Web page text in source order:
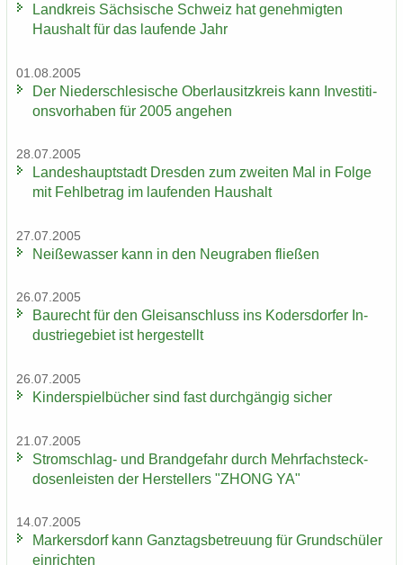
Land­kreis Säch­si­sche Schweiz hat ge­neh­mig­ten
Haus­halt für das lau­fen­de Jahr
01.08.2005
Der Nie­der­schle­si­sche Ober­lau­sitz­kreis kann In­ves­ti­ti­
ons­vor­ha­ben für 2005 an­ge­hen
28.07.2005
Lan­des­haupt­stadt Dres­den zum zwei­ten Mal in Folge
mit Fehl­be­trag im lau­fen­den Haus­halt
27.07.2005
Nei­ße­was­ser kann in den Neu­gra­ben flie­ßen
26.07.2005
Bau­recht für den Gleis­an­schluss ins Ko­ders­dor­fer In­
dus­trie­ge­biet ist her­ge­stellt
26.07.2005
Kin­der­spiel­bü­cher sind fast durch­gän­gig si­cher
21.07.2005
Stromschlag-​ und Brand­ge­fahr durch Mehr­fach­steck­
do­sen­leis­ten der Her­stel­lers "ZHONG YA"
14.07.2005
Mar­kers­dorf kann Ganz­tags­be­treu­ung für Grund­schü­ler
ein­rich­ten